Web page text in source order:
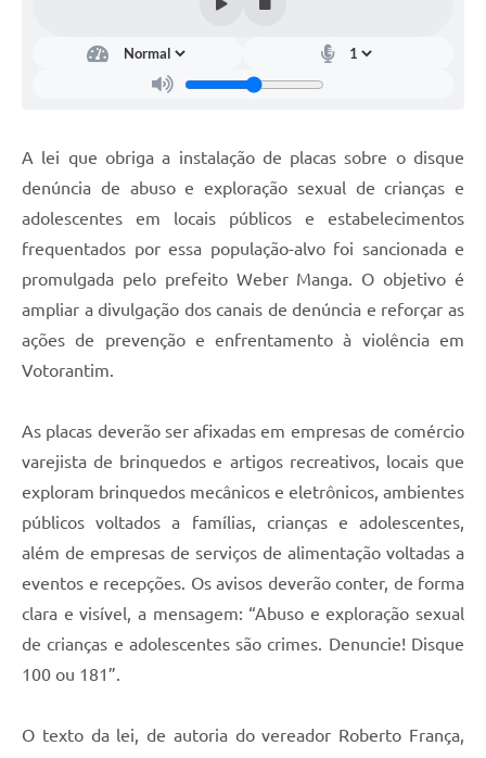
Jornal (Edições anteriores)
Uso de Internet e Recursos de Informática
Guarda Civil Municipal (GCM)
Arborização urbana
Manual para arquivo de remessa – NFSe
Lei de Acesso à Informação
Legislação
IPTU Selo Verde
Notícias
Contato
A lei que obriga a instalação de placas sobre o disque
denúncia de abuso e exploração sexual de crianças e
adolescentes em locais públicos e estabelecimentos
frequentados por essa população-alvo foi sancionada e
promulgada pelo prefeito Weber Manga. O objetivo é
ampliar a divulgação dos canais de denúncia e reforçar as
ações de prevenção e enfrentamento à violência em
Votorantim.
As placas deverão ser afixadas em empresas de comércio
varejista de brinquedos e artigos recreativos, locais que
exploram brinquedos mecânicos e eletrônicos, ambientes
públicos voltados a famílias, crianças e adolescentes,
além de empresas de serviços de alimentação voltadas a
eventos e recepções. Os avisos deverão conter, de forma
clara e visível, a mensagem: “Abuso e exploração sexual
de crianças e adolescentes são crimes. Denuncie! Disque
100 ou 181”.
O texto da lei, de autoria do vereador Roberto França,